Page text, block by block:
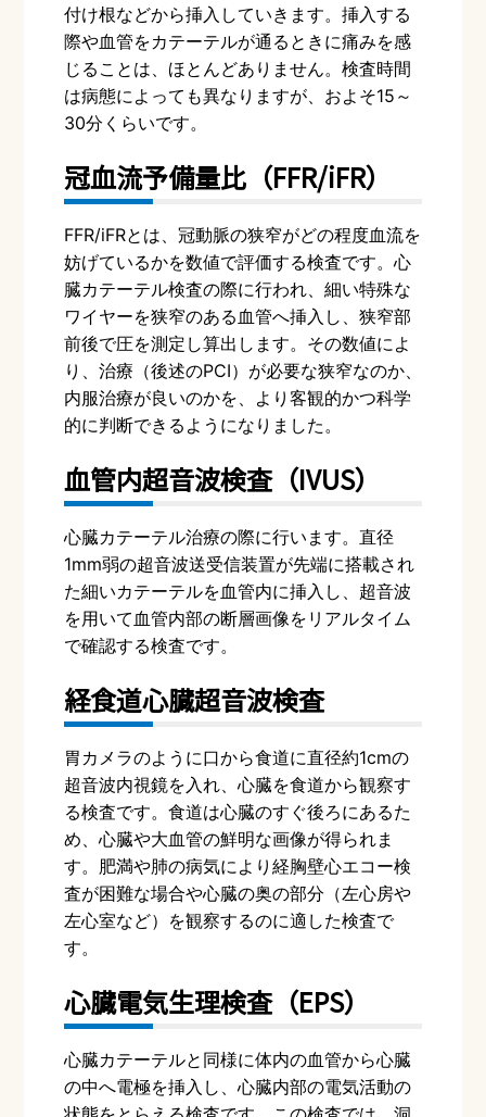
付け根などから挿入していきます。挿入する
際や血管をカテーテルが通るときに痛みを感
じることは、ほとんどありません。検査時間
は病態によっても異なりますが、およそ15 ～
30分くらいです。
冠血流予備量比（FFR/iFR）
FFR/iFRとは、冠動脈の狭窄がどの程度血流を
妨げているかを数値で評価する検査です。心
臓カテーテル検査の際に行われ、細い特殊な
ワイヤーを狭窄のある血管へ挿入し、狭窄部
前後で圧を測定し算出します。その数値によ
り、治療（後述のPCI）が必要な狭窄なのか、
内服治療が良いのかを、より客観的かつ科学
的に判断できるようになりました。
血管内超音波検査（IVUS）
心臓カテーテル治療の際に行います。直径
1mm弱の超音波送受信装置が先端に搭載され
た細いカテーテルを血管内に挿入し、超音波
を用いて血管内部の断層画像をリアルタイム
で確認する検査です。
経食道心臓超音波検査
胃カメラのように口から食道に直径約1cmの
超音波内視鏡を入れ、心臓を食道から観察す
る検査です。食道は心臓のすぐ後ろにあるた
め、心臓や大血管の鮮明な画像が得られま
す。肥満や肺の病気により経胸壁心エコー検
査が困難な場合や心臓の奥の部分（左心房や
左心室など）を観察するのに適した検査で
す。
心臓電気生理検査（EPS）
心臓カテーテルと同様に体内の血管から心臓
の中へ電極を挿入し、心臓内部の電気活動の